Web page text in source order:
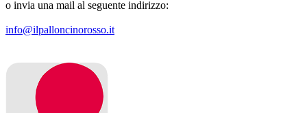
o invia una mail al seguente indirizzo:
info@ilpalloncinorosso.it